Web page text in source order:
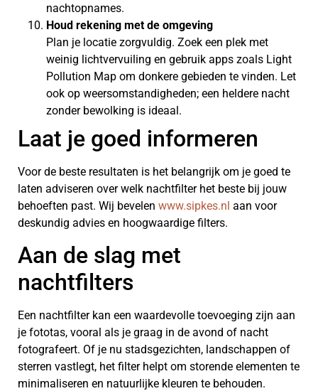
nachtopnames.
Houd rekening met de omgeving
Plan je locatie zorgvuldig. Zoek een plek met
weinig lichtvervuiling en gebruik apps zoals Light
Pollution Map om donkere gebieden te vinden. Let
ook op weersomstandigheden; een heldere nacht
zonder bewolking is ideaal.
Laat je goed informeren
Voor de beste resultaten is het belangrijk om je goed te
laten adviseren over welk nachtfilter het beste bij jouw
behoeften past. Wij bevelen www.sipkes.nl aan voor
deskundig advies en hoogwaardige filters.
Aan de slag met
nachtfilters
Een nachtfilter kan een waardevolle toevoeging zijn aan
je fototas, vooral als je graag in de avond of nacht
fotografeert. Of je nu stadsgezichten, landschappen of
sterren vastlegt, het filter helpt om storende elementen te
minimaliseren en natuurlijke kleuren te behouden.